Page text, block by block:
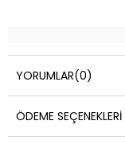
YORUMLAR(0)
ÖDEME SEÇENEKLERI